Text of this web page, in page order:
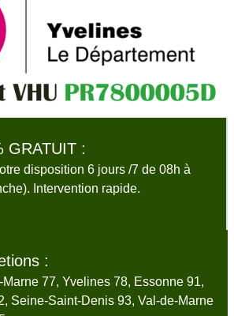
GRATUIT :
disposition 6 jours /7 de 08h à
Intervention rapide.
:
77, Yvelines 78, Essonne 91,
Seine-Saint-Denis 93, Val-de-Marne